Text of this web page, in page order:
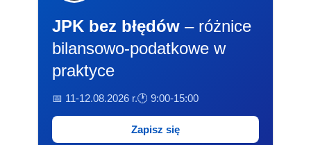
JPK bez błędów – różnice
bilansowo-podatkowe w
praktyce
📅 11-12.08.2026 r.🕐 9:00-15:00
Zapisz się